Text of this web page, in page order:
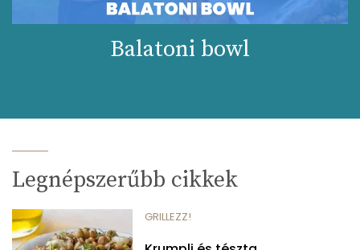
Balatoni bowl
Legnépszerűbb cikkek
GRILLEZZ!